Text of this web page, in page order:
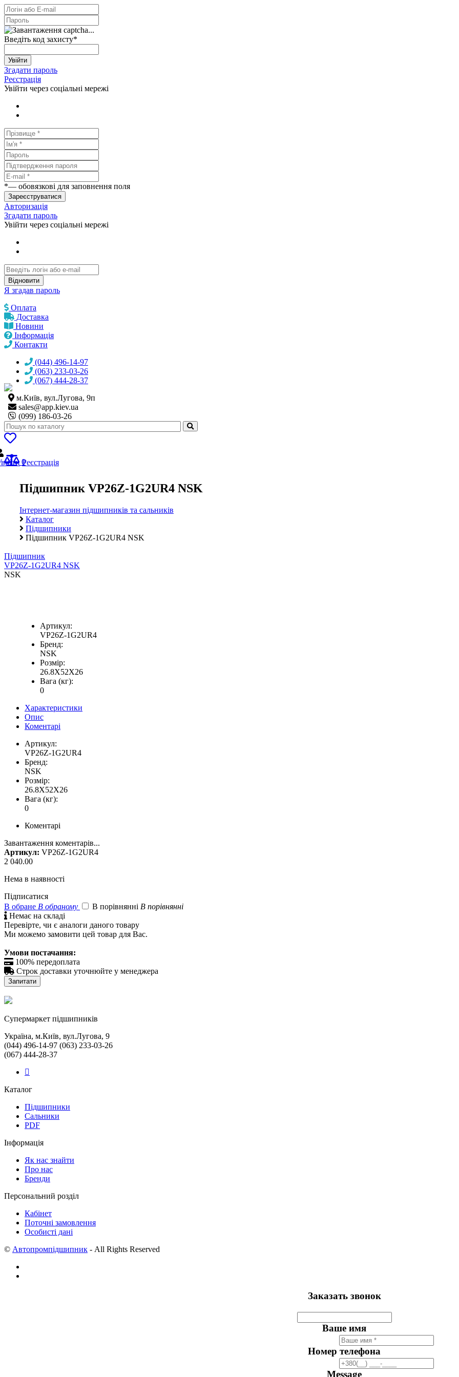
Введіть код захисту*
Увійти
Згадати пароль
Реєстрація
Увійти через соціальні мережі
*— обовязкові для заповнення поля
Зареєструватися
Авторизація
Згадати пароль
Увійти через соціальні мережі
Відновити
Я згадав пароль
Оплата
Доставка
Новини
Інформація
Контакти
(044) 496-14-97
(063) 233-03-26
(067) 444-28-37
м.Київ, вул.Лугова, 9п
sales@app.kiev.ua
(099) 186-03-26
0
Реєстрація
Підшипник VP26Z-1G2UR4 NSK
Інтернет-магазин підшипників та сальників
Каталог
Підшипники
Підшипник VP26Z-1G2UR4 NSK
Підшипник
VP26Z-1G2UR4 NSK
NSK
Артикул:
VP26Z-1G2UR4
Бренд:
NSK
Розмір:
26.8X52X26
Вага (кг):
0
Характеристики
Опис
Коментарі
Артикул:
VP26Z-1G2UR4
Бренд:
NSK
Розмір:
26.8X52X26
Вага (кг):
0
Коментарі
Завантаження коментарів...
Артикул: VP26Z-1G2UR4
2 040.00
Нема в наявності
Підписатися
В обране В обраному В порівнянні В порівнянні
 Немає на складі
Перевірте, чи є аналоги даного товару
Ми можемо замовити цей товар для Вас.
Умови постачання:
 100% передоплата
 Строк доставки уточнюйте у менеджера
Запитати
Cупермаркет підшипників
Україна, м.Київ, вул.Лугова, 9
(044) 496-14-97 (063) 233-03-26
(067) 444-28-37
Каталог
Підшипники
Сальники
PDF
Інформація
Як нас знайти
Про нас
Бренди
Персональний розділ
Кабінет
Поточні замовлення
Особисті дані
© Автопромпідшипник - All Rights Reserved
Заказать звонок
Ваше имя
Номер телефона
Message